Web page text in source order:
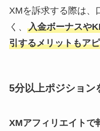
XMを訴求する際は、
く、 入金ボーナスや
引するメリットもア
5分以上ポジション
XMアフィリエイトで